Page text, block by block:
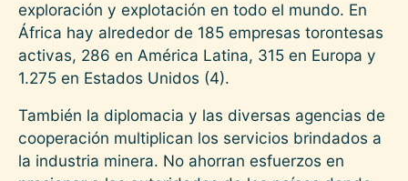
exploración y explotación en todo el mundo. En
África hay alrededor de 185 empresas torontesas
activas, 286 en América Latina, 315 en Europa y
1.275 en Estados Unidos (4).
También la diplomacia y las diversas agencias de
cooperación multiplican los servicios brindados a
la industria minera. No ahorran esfuerzos en